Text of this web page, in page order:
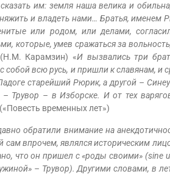
им: земля наша велика и
и владеть нами… Братья, именем
или родом, или делами,
которые, умев сражаться за
Карамзин) «И вызвались три
собой всю русь, и пришли к славянам, и
старейший Рюрик, а другой –
Трувор – в Изборске. И от тех
временных лет»)
обратили внимание на
впрочем, являлся историческим
что он пришел с «роды своими» (sine
– Трувор). Другими словами, в